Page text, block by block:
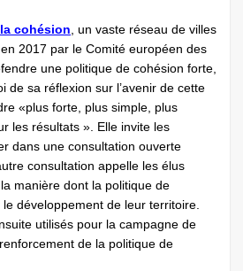
cohésion , un vaste réseau de villes
2017 par le Comité européen des
une politique de cohésion forte,
de sa réflexion sur l’avenir de cette
«plus forte, plus simple, plus
les résultats ». Elle invite les
dans une consultation ouverte
consultation appelle les élus
manière dont la politique de
développement de leur territoire.
utilisés pour la campagne de
de la politique de